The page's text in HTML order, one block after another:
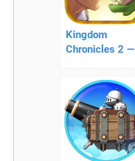
Kingdom
Chronicles 2 —
королевства 2